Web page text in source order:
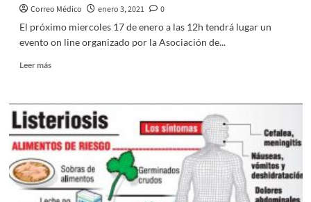
Correo Médico enero 3, 2021
0
El próximo miercoles 17 de enero a las 12h tendrá lugar un
evento on line organizado por la Asociación de...
Leer másLeer
Evento
on
line
organizado
la
Asociación
de